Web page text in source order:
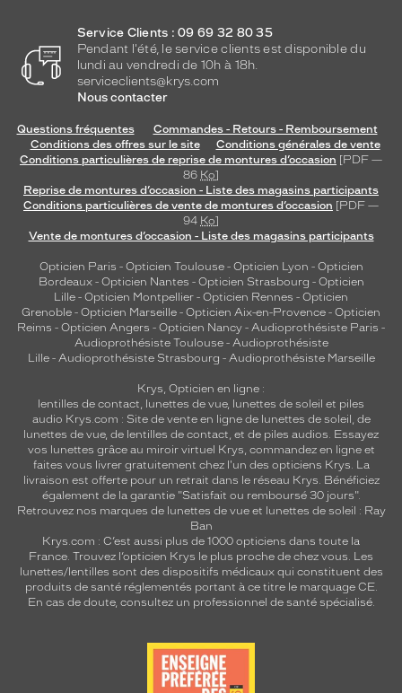
Service Clients : 09 69 32 80 35
Pendant l'été, le service clients est disponible du
lundi au vendredi de 10h à 18h.
serviceclients@krys.com
Nous contacter
Questions fréquentes
Commandes - Retours - Remboursement
Conditions des offres sur le site
Conditions générales de vente
Conditions particulières de reprise de montures d’occasion [PDF —
86 Ko]
Reprise de montures d’occasion - Liste des magasins participants
Conditions particulières de vente de montures d’occasion [PDF —
94 Ko]
Vente de montures d’occasion - Liste des magasins participants
Opticien Paris - Opticien Toulouse- Opticien Lyon - Opticien
Bordeaux- Opticien Nantes - Opticien Strasbourg - Opticien
Lille - Opticien Montpellier - Opticien Rennes - Opticien
Grenoble - Opticien Marseille - Opticien Aix-en-Provence - Opticien
Reims - Opticien Angers - Opticien Nancy - Audioprothésiste Paris -
Audioprothésiste Toulouse- Audioprothésiste
Lille- Audioprothésiste Strasbourg - Audioprothésiste Marseille
Krys, Opticien en ligne :
lentilles de contact, lunettes de vue, lunettes de soleil et piles
audio Krys.com : Site de vente en ligne de lunettes de soleil, de
lunettes de vue, de lentilles de contact, et de piles audios. Essayez
vos lunettes grâce au miroir virtuel Krys, commandez en ligne et
faites vous livrer gratuitement chez l'un des opticiens Krys. La
livraison est offerte pour un retrait dans le réseau Krys. Bénéficiez
également de la garantie "Satisfait ou remboursé 30 jours".
Retrouvez nos marques de lunettes de vue et lunettes de soleil : Ray
Ban
Krys.com : C’est aussi plus de 1000 opticiens dans toute la
France. Trouvez l’opticien Krys le plus proche de chez vous. Les
lunettes/lentilles sont des dispositifs médicaux qui constituent des
produits de santé réglementés portant à ce titre le marquage CE.
En cas de doute, consultez un professionnel de santé spécialisé.